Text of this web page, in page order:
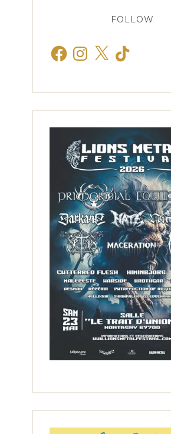
FOLLOW
FacebookInstagram
X TikTok